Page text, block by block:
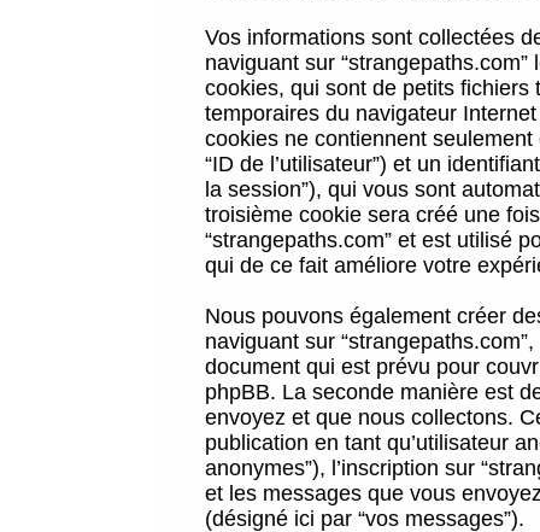
Vos informations sont collectées
naviguant sur
cookies, qui sont de petits
temporaires du navigateur
cookies ne contiennent
“ID de l’utilisateur”) et un
la session”), qui vous sont
troisième cookie sera créé une
“strangepaths.com” et est utilisé
qui de ce fait améliore votre
Nous pouvons également créer
naviguant sur
document qui est prévu pour
phpBB. La seconde manière est
envoyez et que nous collectons.
publication en tant qu’utilisateur
anonymes”), l’inscription sur
et les messages que vous
(désigné ici par “vos messages”).